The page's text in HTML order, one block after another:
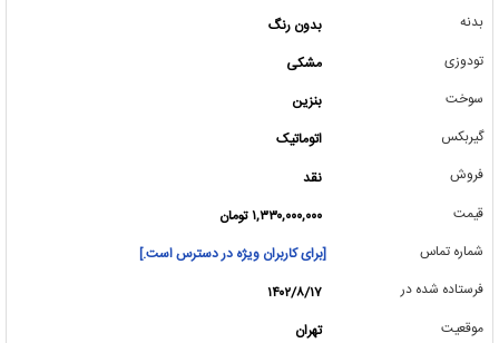
بدنه
بدون رنگ
تودوزی
مشکی
سوخت
بنزین
گیربکس
اتوماتیک
فروش
نقد
قیمت
۱,۳۳۰,۰۰۰,۰۰۰ تومان
شماره تماس
[برای کاربران ویژه در دسترس است.]
فرستاده شده در
۱۴۰۲/۸/۱۷
موقعیت
تهران